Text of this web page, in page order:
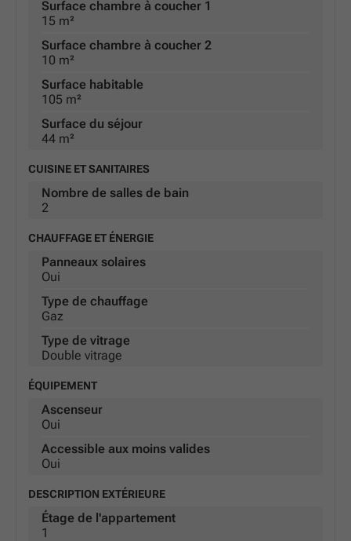
Surface chambre à coucher 1
15 m²
Surface chambre à coucher 2
10 m²
Surface habitable
105 m²
Surface du séjour
44 m²
CUISINE ET SANITAIRES
Nombre de salles de bain
2
CHAUFFAGE ET ÉNERGIE
Panneaux solaires
Oui
Type de chauffage
Gaz
Type de vitrage
Double vitrage
ÉQUIPEMENT
Ascenseur
Oui
Accessible aux moins valides
Oui
DESCRIPTION EXTÉRIEURE
Étage de l'appartement
1